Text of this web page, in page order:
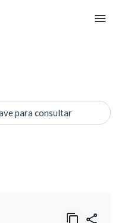
para consultar